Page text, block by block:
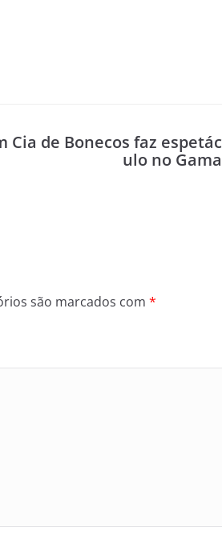
Cia de Bonecos faz espetác
ulo no Gama
são marcados com *